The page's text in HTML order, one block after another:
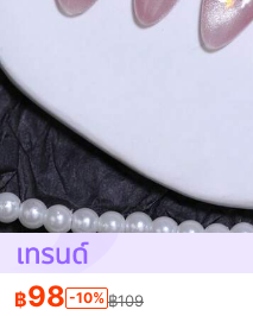
฿98 -10% ฿109